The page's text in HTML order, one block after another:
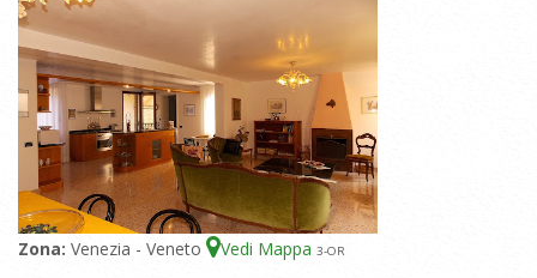
Zona: Venezia - Veneto Vedi Mappa 3-OR